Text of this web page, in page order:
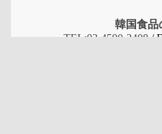
韓国食品
TEL:03-4590-3408 /